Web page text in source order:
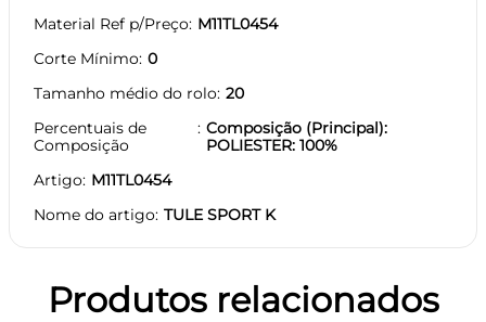
Material Ref p/Preço M11TL0454
Corte Mínimo 0
Tamanho médio do rolo 20
Percentuais de
Composição
Composição (Principal):
POLIESTER: 100%
Artigo M11TL0454
Nome do artigo TULE SPORT K
Produtos relacionados